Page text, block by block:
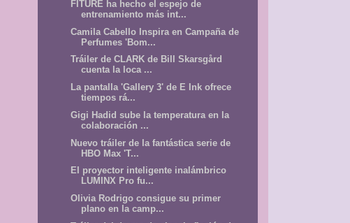
FITURE ha hecho el espejo de
entrenamiento más int...
Camila Cabello Inspira en Campaña de
Perfumes 'Bom...
Tráiler de CLARK de Bill Skarsgård
cuenta la loca ...
La pantalla 'Gallery 3' de E Ink ofrece
tiempos rá...
Gigi Hadid sube la temperatura en la
colaboración ...
Nuevo tráiler de la fantástica serie de
HBO Max 'T...
El proyector inteligente inalámbrico
LUMINX Pro fu...
Olivia Rodrigo consigue su primer
plano en la camp...